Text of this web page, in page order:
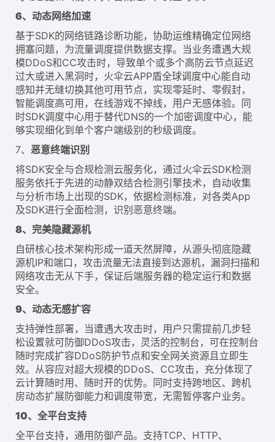
6、动态网络加速
基于SDK的网络链路诊断功能，协助运维精确定位网络
拥塞问题，为流量调度提供数据支撑。当业务遭遇大规
模DDoS和CC攻击时，导致单个或多个高防云节点延迟
过大或进入黑洞时，火伞云APP盾全球调度中心能自动
感知并无缝切换其他可用节点，实现零延时、零假封，
智能调度高可用，在线游戏不掉线，用户无感体验。同
时SDK调度中心用于替代DNS的一个加密调度中心，能
够实现细化到单个客户端级别的秒级调度。
7、 恶意终端识别
将SDK安全与合规检测云服务化，通过火伞云SDK检测
服务依托于先进的动静双结合检测引擎技术，自动收集
与分析市场上出现的SDK，依据检测标准，对各类App
及SDK进行全面检测，识别恶意终端。
8、完美隐藏源机
自研核心技术架构形成一道天然屏障，从源头彻底隐藏
源机IP和端口，攻击流量无法直接到达源机，漏洞扫描和
网络攻击无从下手，保证后端服务器的稳定运行和数据
安全。
9、动态无感扩容
支持弹性部署，当遭遇大攻击时，用户只需提前几步轻
松设置就可防御DDoS攻击，灵活的控制台，可在控制台
随时完成扩容DDoS防护节点和安全网关资源且立即生
效。从容应对超大规模的DDoS、CC攻击，充分体现了
云计算随时用、随时开的优势。同时支持跨地区、跨机
房动态扩展防御能力和调度带宽，无需暂停客户业务。
10、全平台支持
全平台支持，通用防御产品。支持TCP、HTTP、